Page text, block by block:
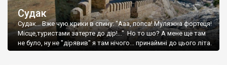
Судак
Судак... Вже чую крики в спину: "Ааа, попса! Муляжна фортеця!
Місце,туристами затерте до дір!..." Но то шо? А мене ще там
не було, ну не "дірявив" я там нічого... принаймні до цього літа.